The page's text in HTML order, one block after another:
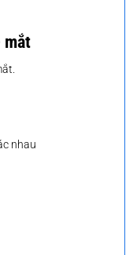
mắt
nhau